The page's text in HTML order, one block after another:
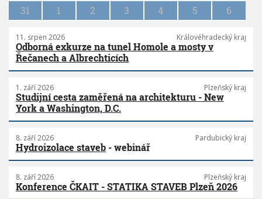
a
c
u
31
1 2 3 4 5 6
11. srpen 2026 Královéhradecký kraj
Odborná exkurze na tunel Homole a mosty v
Řečanech a Albrechticích
1. září 2026 Plzeňský kraj
Studijní cesta zaměřená na architekturu - New
York a Washington, D.C.
8. září 2026 Pardubický kraj
Hydroizolace staveb - webinář
8. září 2026 Plzeňský kraj
Konference ČKAIT - STATIKA STAVEB Plzeň 2026